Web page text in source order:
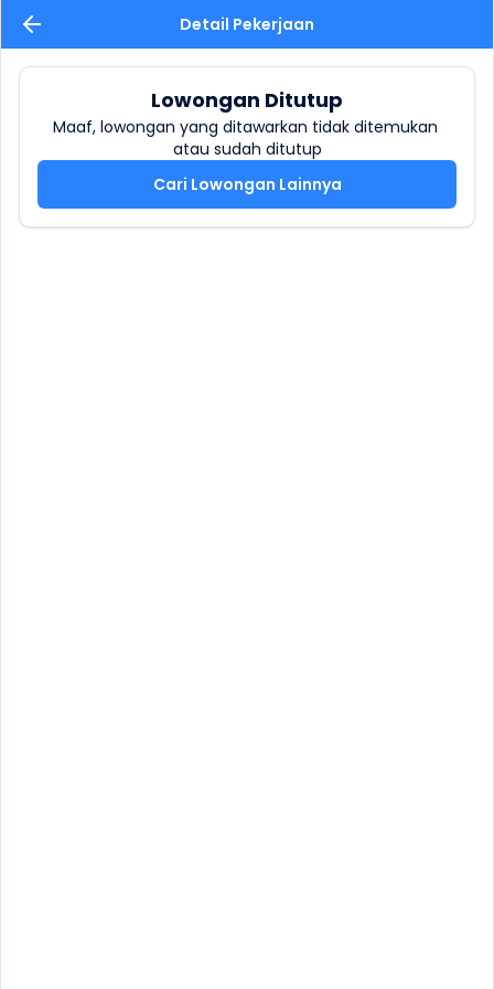
Detail Pekerjaan
Lowongan Ditutup
Maaf, lowongan yang ditawarkan tidak ditemukan
atau sudah ditutup
Cari Lowongan Lainnya